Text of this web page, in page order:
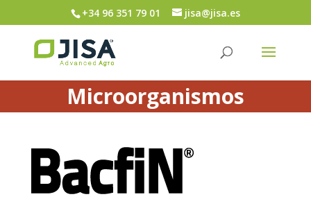
+34 96 351 79 01 jisa@jisa.es
Microorganismos